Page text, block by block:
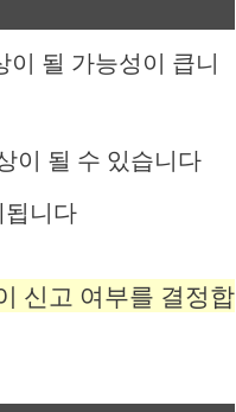
될 가능성이 큽니
이 될 수 있습니다
니다
신고 여부를 결정합